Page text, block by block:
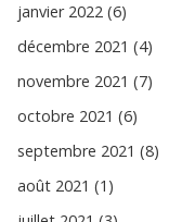
janvier 2022 (6)
décembre 2021 (4)
novembre 2021 (7)
octobre 2021 (6)
septembre 2021 (8)
août 2021 (1)